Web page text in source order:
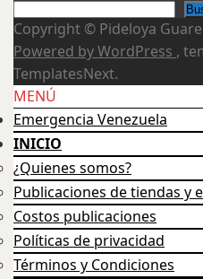
Copyright © Pideloya
Powered by WordPress ,
TemplatesNext.
Scroll
Up
MENÚ
Emergencia Venezuela
INICIO
¿Quienes somos?
Publicaciones de tiendas y
Costos publicaciones
Políticas de privacidad
Términos y Condiciones